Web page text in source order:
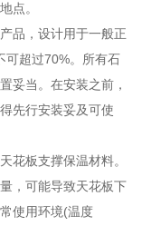
点。
品，设计用于一般正
超过70%。所有石
妥当。在安装之前，
先行安装妥及可使
板支撑保温材料。
，可能导致天花板下
使用环境(温度